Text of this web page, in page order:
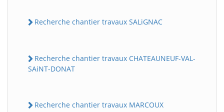
Recherche chantier travaux SALiGNAC
Recherche chantier travaux CHATEAUNEUF-VAL-
SAiNT-DONAT
Recherche chantier travaux MARCOUX